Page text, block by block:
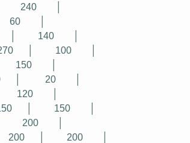
240
60
140
100
150
20
120
150
200
200 200